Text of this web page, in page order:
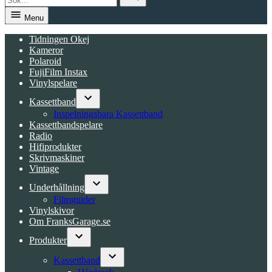
Search
Menu
Tidningen Okej
Kameror
Polaroid
FujiFilm Instax
Vinylspelare
Kassettband
Open
dropdown
menu
Inspelningsbara Kassettband
Kassettbandspelare
Radio
Hifiprodukter
Skrivmaskiner
Vintage
Underhållning
Open
Filmguider
Vinylskivor
Om FranksGarage.se
Produkter
Open
dropdown
menu
Kassettband
Open